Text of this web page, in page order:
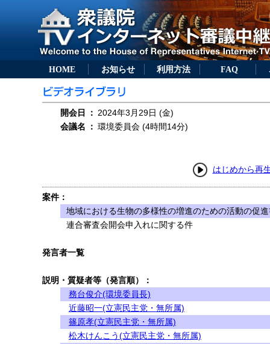
HOME お知らせ 利用方法 FAQ
開会日 ： 2024年3月29日 (金)
会議名
： 環境委員会 (4時間14分)
はじめから再
案件：
地域における生物の多様性の増進のための活動の促
連合審査会開会申入れに関する件
発言者一覧
説明・質疑者等（発言順）：
務台俊介(環境委員長)
近藤昭一(立憲民主党・無所属)
篠原孝(立憲民主党・無所属)
松木けんこう(立憲民主党・無所属)